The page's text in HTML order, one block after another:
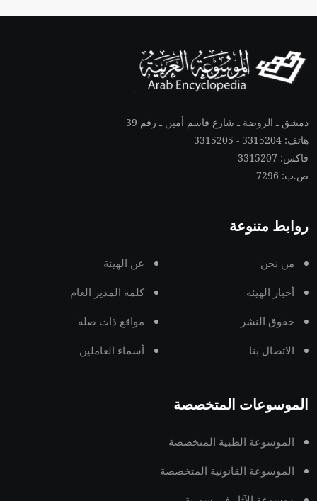
دمشق ـ الروضة ـ شارع قاسم أمين ـ رقم 39
هاتف: 3315204 - 3315205
فاكس: 3315207
ص.ب: 7296
روابط متنوعة
من نحن عن الهيئة
أخبار الهيئة كلمة المدير العام
حقوق النشر مواقع ذات صلة
الاتصال بنا أسماء العاملين
الموسوعات المتخصصة
الموسوعة الطبية المتخصصة
الموسوعة القانونية المتخصصة